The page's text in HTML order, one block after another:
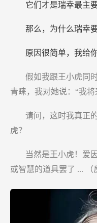
它们才是瑞幸最主
那么，为什么瑞幸
原因很简单，我给
假如我跟王小虎同
青睐，我对她说：“我
请问，这时我真正
虎？
当然是王小虎！爱
或智慧的道具罢了 ...